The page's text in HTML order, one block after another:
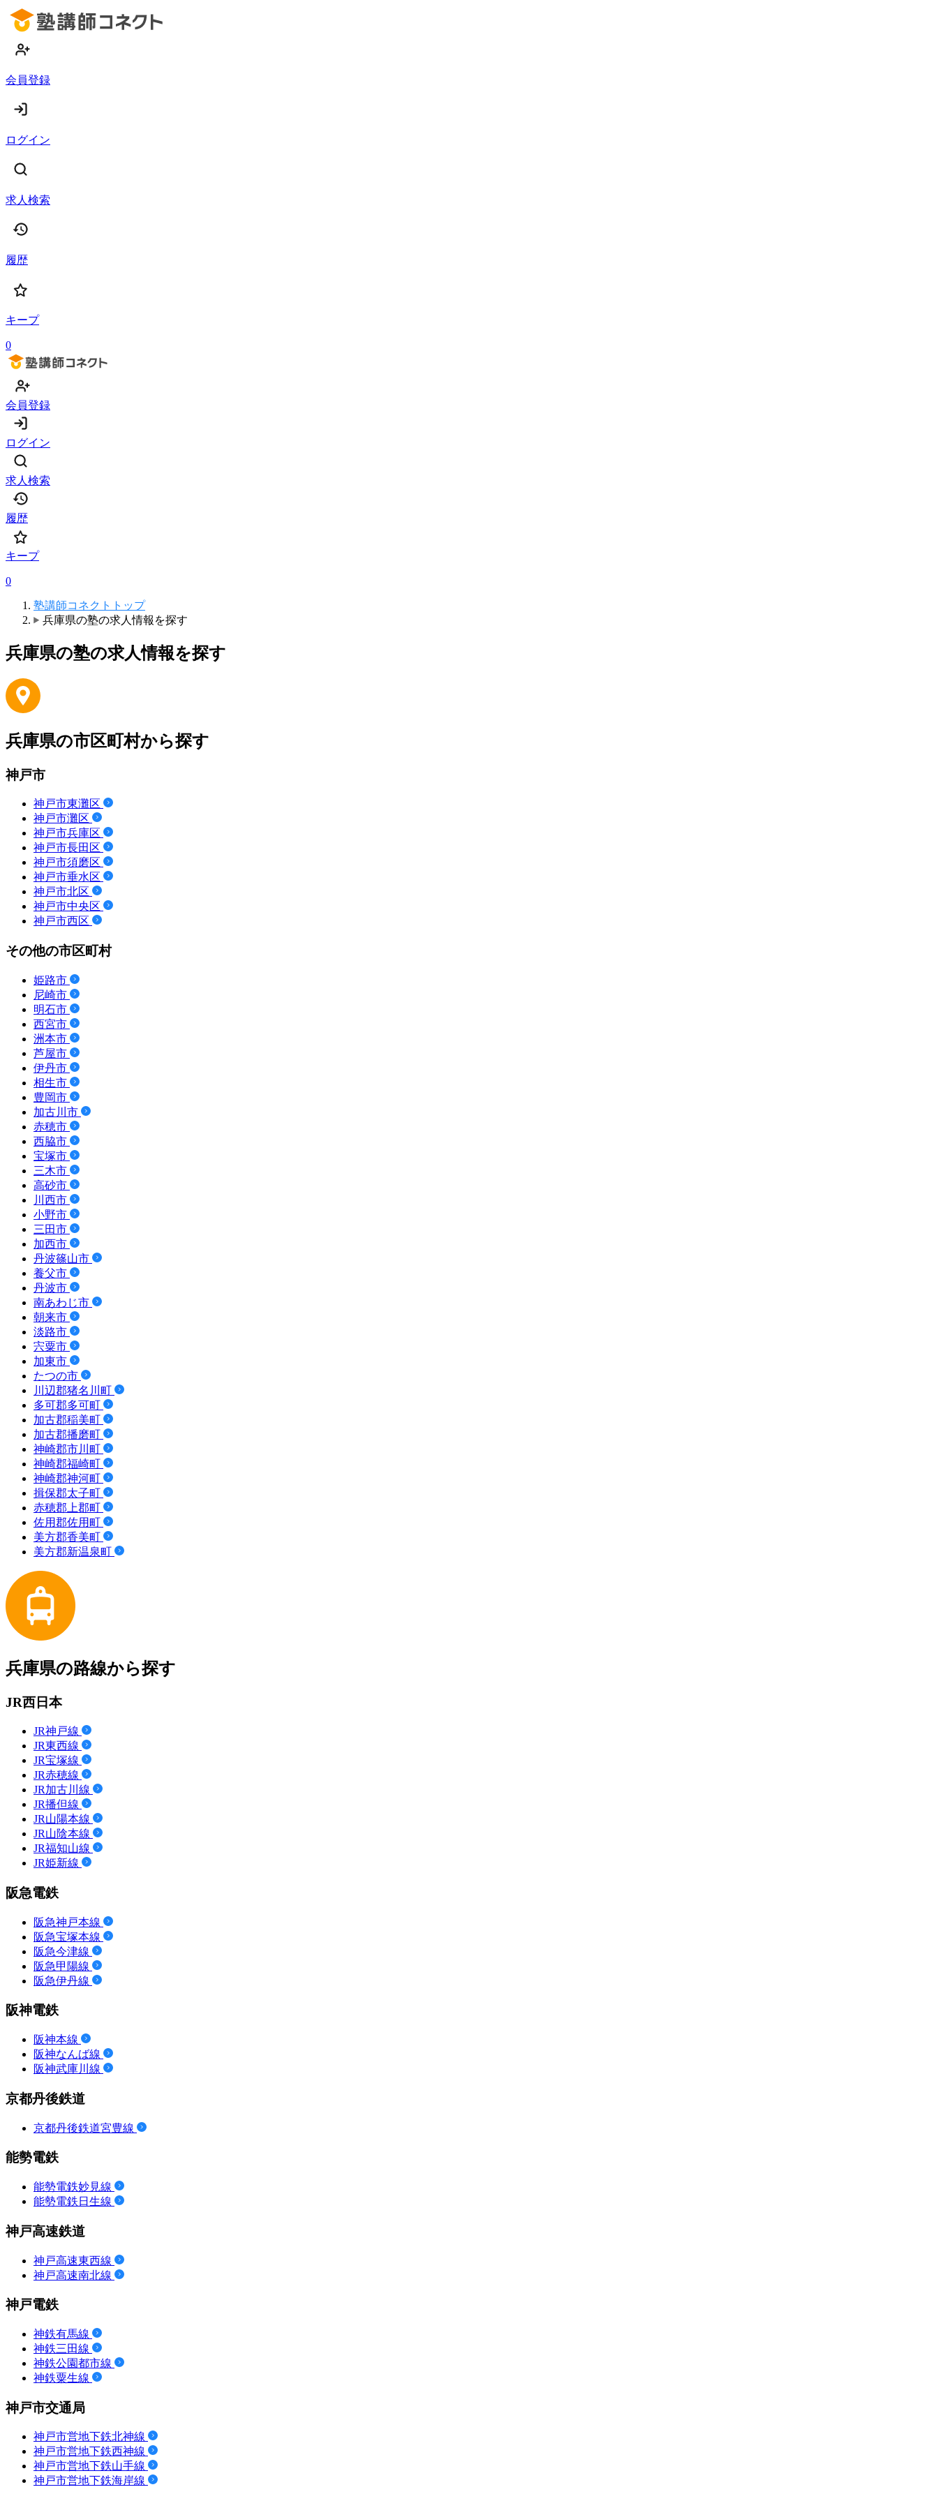
会員登録
ログイン
求人検索
履歴
キープ
0
会員登録
ログイン
求人検索
履歴
キープ
0
塾講師コネクトトップ
兵庫県の塾の求人情報を探す
兵庫県の塾の求人情報を探す
兵庫県の市区町村から探す
神戸市
神戸市東灘区
神戸市灘区
神戸市兵庫区
神戸市長田区
神戸市須磨区
神戸市垂水区
神戸市北区
神戸市中央区
神戸市西区
その他の市区町村
姫路市
尼崎市
明石市
西宮市
洲本市
芦屋市
伊丹市
相生市
豊岡市
加古川市
赤穂市
西脇市
宝塚市
三木市
高砂市
川西市
小野市
三田市
加西市
丹波篠山市
養父市
丹波市
南あわじ市
朝来市
淡路市
宍粟市
加東市
たつの市
川辺郡猪名川町
多可郡多可町
加古郡稲美町
加古郡播磨町
神崎郡市川町
神崎郡福崎町
神崎郡神河町
揖保郡太子町
赤穂郡上郡町
佐用郡佐用町
美方郡香美町
美方郡新温泉町
兵庫県の路線から探す
JR西日本
JR神戸線
JR東西線
JR宝塚線
JR赤穂線
JR加古川線
JR播但線
JR山陽本線
JR山陰本線
JR福知山線
JR姫新線
阪急電鉄
阪急神戸本線
阪急宝塚本線
阪急今津線
阪急甲陽線
阪急伊丹線
阪神電鉄
阪神本線
阪神なんば線
阪神武庫川線
京都丹後鉄道
京都丹後鉄道宮豊線
能勢電鉄
能勢電鉄妙見線
能勢電鉄日生線
神戸高速鉄道
神戸高速東西線
神戸高速南北線
神戸電鉄
神鉄有馬線
神鉄三田線
神鉄公園都市線
神鉄粟生線
神戸市交通局
神戸市営地下鉄北神線
神戸市営地下鉄西神線
神戸市営地下鉄山手線
神戸市営地下鉄海岸線